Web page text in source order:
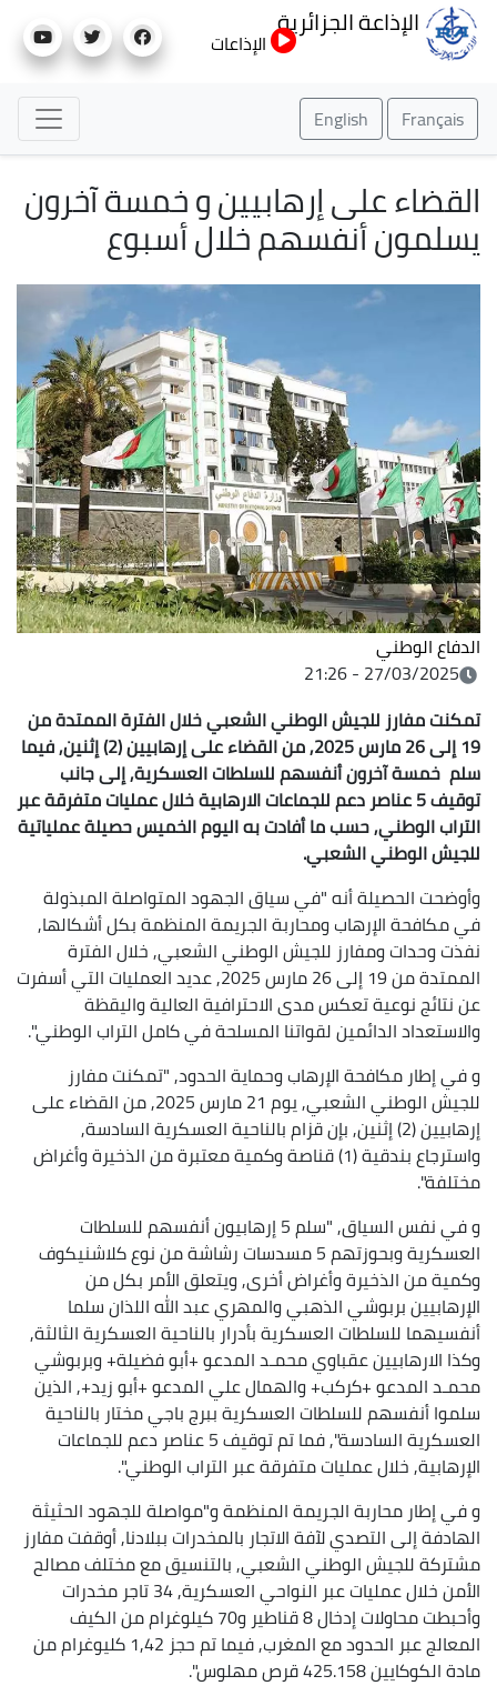
إلى
الإذاعة الجزائرية
الإذاعات
Français
English
القضاء على إرهابيين و خمسة آخرون
يسلمون أنفسهم خلال أسبوع
الدفاع الوطني
27/03/2025 - 21:26
تمكنت مفارز للجيش الوطني الشعبي خلال الفترة الممتدة من
19 إلى 26 مارس 2025, من القضاء على إرهابيين (2) إثنين, فيما
سلم خمسة آخرون أنفسهم للسلطات العسكرية, إلى جانب
توقيف 5 عناصر دعم للجماعات الارهابية خلال عمليات متفرقة عبر
التراب الوطني, حسب ما أفادت به اليوم الخميس حصيلة عملياتية
للجيش الوطني الشعبي.
وأوضحت الحصيلة أنه "في سياق الجهود المتواصلة المبذولة
في مكافحة الإرهاب ومحاربة الجريمة المنظمة بكل أشكالها,
نفذت وحدات ومفارز للجيش الوطني الشعبي, خلال الفترة
الممتدة من 19 إلى 26 مارس 2025, عديد العمليات التي أسفرت
عن نتائج نوعية تعكس مدى الاحترافية العالية واليقظة
والاستعداد الدائمين لقواتنا المسلحة في كامل التراب الوطني".
و في إطار مكافحة الإرهاب وحماية الحدود, "تمكنت مفارز
للجيش الوطني الشعبي, يوم 21 مارس 2025, من القضاء على
إرهابيين (2) إثنين, بإن قزام بالناحية العسكرية السادسة,
واسترجاع بندقية (1) قناصة وكمية معتبرة من الذخيرة وأغراض
مختلفة".
و في نفس السياق, "سلم 5 إرهابيون أنفسهم للسلطات
العسكرية وبحوزتهم 5 مسدسات رشاشة من نوع كلاشنيكوف
وكمية من الذخيرة وأغراض أخرى, ويتعلق الأمر بكل من
الإرهابيين بربوشي الذهبي والمهري عبد الله اللذان سلما
أنفسيهما للسلطات العسكرية بأدرار بالناحية العسكرية الثالثة,
وكذا الارهابيين عقباوي محمـد المدعو +أبو فضيلة+ وبربوشي
محمـد المدعو +كركب+ والهمال علي المدعو +أبو زيد+, الذين
سلموا أنفسهم للسلطات العسكرية ببرج باجي مختار بالناحية
العسكرية السادسة", فما تم توقيف 5 عناصر دعم للجماعات
الإرهابية, خلال عمليات متفرقة عبر التراب الوطني".
و في إطار محاربة الجريمة المنظمة و"مواصلة للجهود الحثيثة
الهادفة إلى التصدي لآفة الاتجار بالمخدرات ببلادنا, أوقفت مفارز
مشتركة للجيش الوطني الشعبي, بالتنسيق مع مختلف مصالح
الأمن خلال عمليات عبر النواحي العسكرية, 34 تاجر مخدرات
وأحبطت محاولات إدخال 8 قناطير و70 كيلوغرام من الكيف
المعالج عبر الحدود مع المغرب, فيما تم حجز 1,42 كليوغرام من
مادة الكوكايين 425.158 قرص مهلوس".